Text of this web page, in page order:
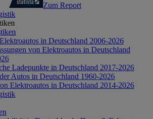
Zum Report
in Deutschland 2006-2026
von Elektroautos in Deutschland
Ladepunkte in Deutschland 2017-2026
Autos in Deutschland 1960-2026
Elektroautos in Deutschland 2014-2026